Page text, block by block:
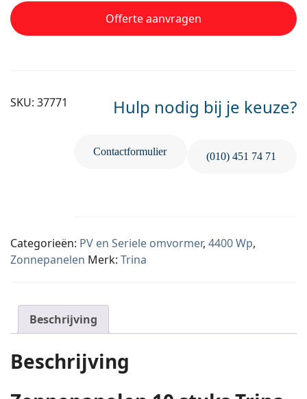
Offerte aanvragen
Hulp nodig bij je keuze?
Contactformulier (010) 451 74 71
SKU: 37771
Categorieën: PV en Seriele omvormer, 4400 Wp,
Zonnepanelen Merk: Trina
Beschrijving
Beschrijving